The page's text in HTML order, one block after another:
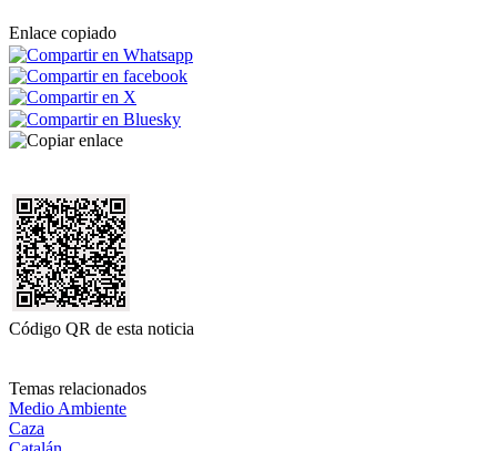
Enlace copiado
Código QR de esta noticia
Temas relacionados
Medio Ambiente
Caza